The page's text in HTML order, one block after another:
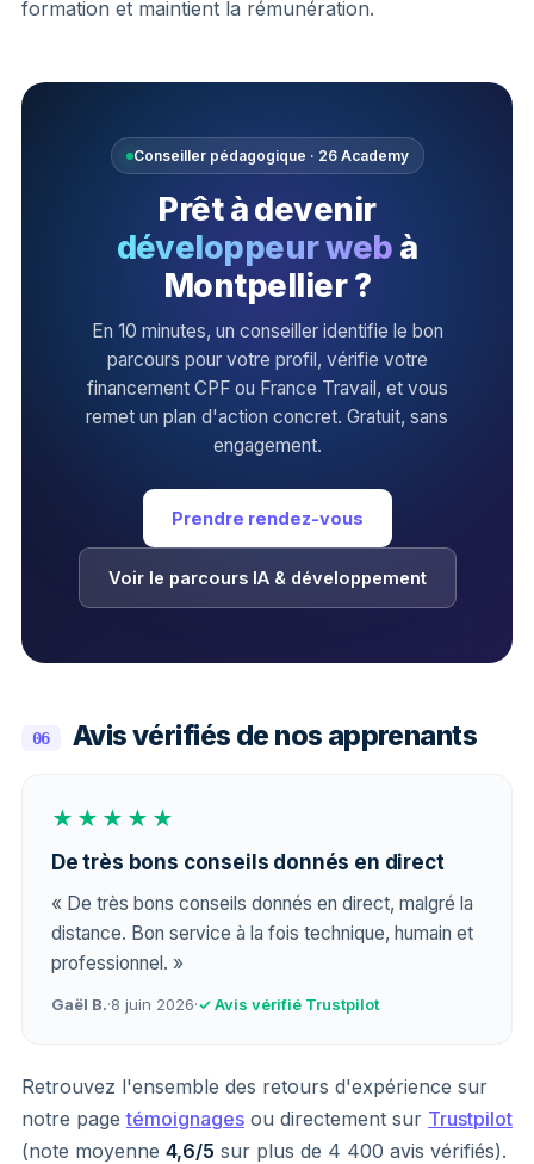
formation et maintient la rémunération.
Conseiller pédagogique · 26 Academy
Prêt à devenir
développeur web à
Montpellier ?
En 10 minutes, un conseiller identifie le bon
parcours pour votre profil, vérifie votre
financement CPF ou France Travail, et vous
remet un plan d'action concret. Gratuit, sans
engagement.
Prendre rendez-vous
Voir le parcours IA & développement
06 Avis vérifiés de nos apprenants
★★★★★
De très bons conseils donnés en direct
« De très bons conseils donnés en direct, malgré la
distance. Bon service à la fois technique, humain et
professionnel. »
Gaël B.·8 juin 2026·✓ Avis vérifié Trustpilot
Retrouvez l'ensemble des retours d'expérience sur
notre pagetémoignages ou directement sur Trustpilot
(note moyenne 4,6/5 sur plus de 4 400 avis vérifiés).